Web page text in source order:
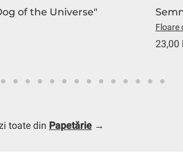
of the Universe"
Floare
23,00
toate din Papetărie →